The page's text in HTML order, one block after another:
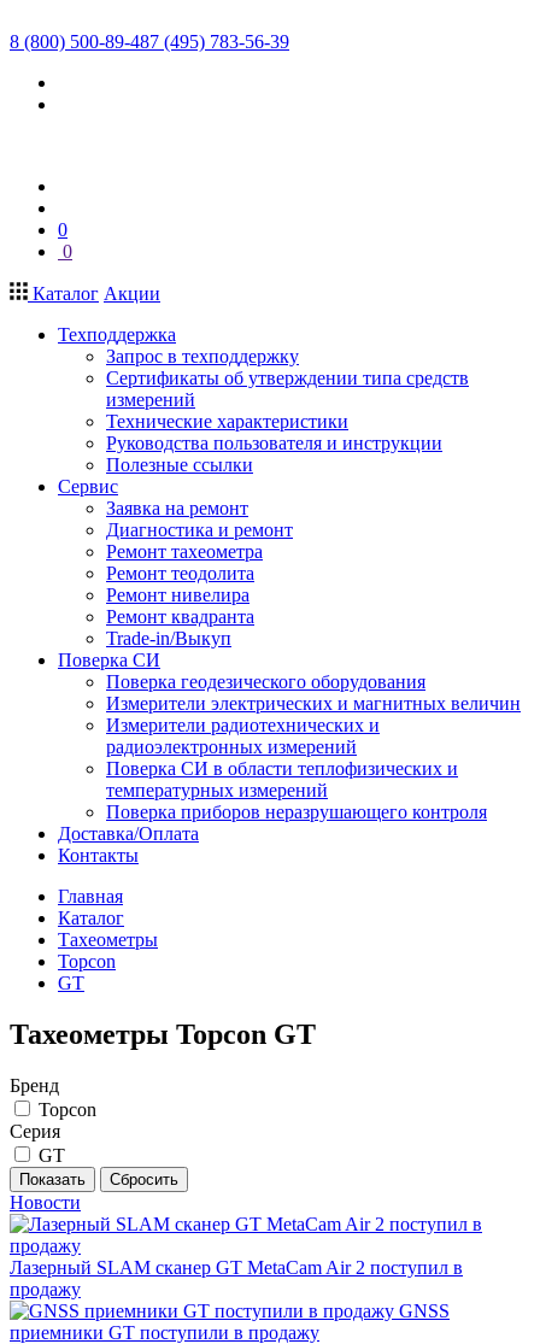
8 (800) 500-89-487 (495) 783-56-39
0
0
Каталог Акции
Техподдержка
Запрос в техподдержку
Сертификаты об утверждении типа средств
измерений
Технические характеристики
Руководства пользователя и инструкции
Полезные ссылки
Сервис
Заявка на ремонт
Диагностика и ремонт
Ремонт тахеометра
Ремонт теодолита
Ремонт нивелира
Ремонт квадранта
Trade-in/Выкуп
Поверка СИ
Поверка геодезического оборудования
Измерители электрических и магнитных величин
Измерители радиотехнических и
радиоэлектронных измерений
Поверка СИ в области теплофизических и
температурных измерений
Поверка приборов неразрушающего контроля
Доставка/Оплата
Контакты
Главная
Каталог
Тахеометры
Topcon
GT
Тахеометры Topcon GT
Бренд
Topcon
Серия
GT
Новости
Лазерный SLAM сканер GT MetaCam Air 2 поступил в
продажу
GNSS
приемники GT поступили в продажу